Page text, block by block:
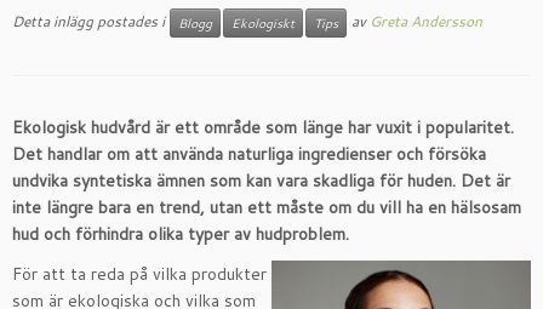
Detta inlägg postades i Blogg Ekologiskt Tips av Greta Andersson
Ekologisk hudvård är ett område som länge har vuxit i popularitet.
Det handlar om att använda naturliga ingredienser och försöka
undvika syntetiska ämnen som kan vara skadliga för huden. Det är
inte längre bara en trend, utan ett måste om du vill ha en hälsosam
hud och förhindra olika typer av hudproblem.
För att ta reda på vilka produkter
som är ekologiska och vilka som